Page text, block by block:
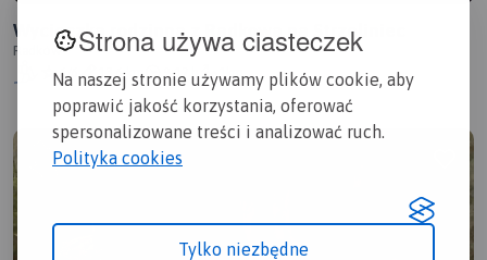
Strona używa ciasteczek
Na naszej stronie używamy plików cookie, aby
poprawić jakość korzystania, oferować
spersonalizowane treści i analizować ruch.
Polityka cookies
Tylko niezbędne
Wycieczka rodzinna z Radkowa na Strzeliniec
Radków
6/6
13,6 km 9:12 h